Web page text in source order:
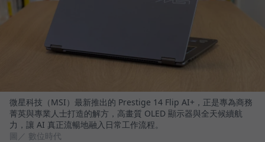
微星科技（MSI）最新推出的 Prestige 14 Flip AI+，正是專為商務
菁英與專業人士打造的解方，高畫質 OLED 顯示器與全天候續航
力，讓 AI 真正流暢地融入日常工作流程。
圖／ 數位時代